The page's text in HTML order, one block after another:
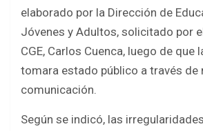
elaborado por la Dirección de
Jóvenes y Adultos, solicitado por
CGE, Carlos Cuenca, luego de que
tomara estado público a través de
comunicación.
Según se indicó, las